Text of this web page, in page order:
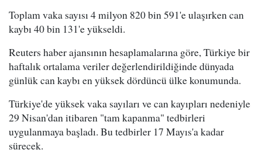
Toplam vaka sayısı 4 milyon 820 bin 591'e ulaşırken can
kaybı 40 bin 131'e yükseldi.
Reuters haber ajansının hesaplamalarına göre, Türkiye bir
haftalık ortalama veriler değerlendirildiğinde dünyada
günlük can kaybı en yüksek dördüncü ülke konumunda.
Türkiye'de yüksek vaka sayıları ve can kayıpları nedeniyle
29 Nisan'dan itibaren "tam kapanma" tedbirleri
uygulanmaya başladı. Bu tedbirler 17 Mayıs'a kadar
sürecek.